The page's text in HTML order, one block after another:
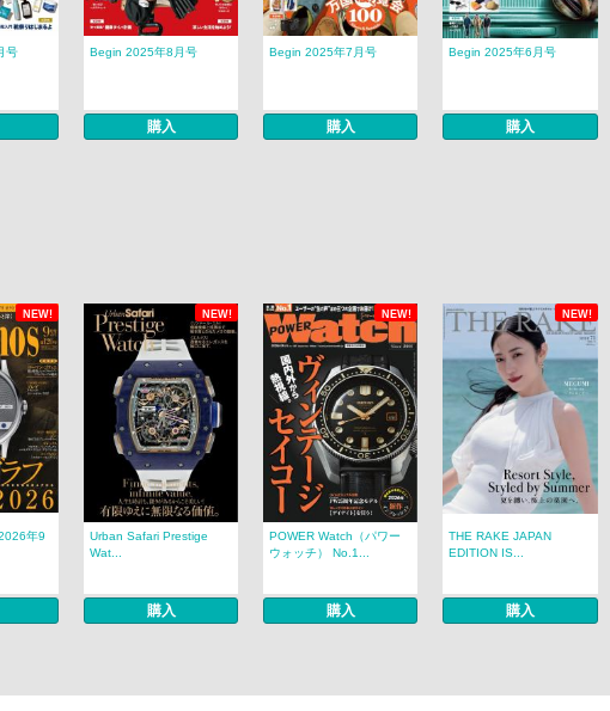
号 Begin 2025年8月号
購入
Begin 2025年7月号
購入
Begin 2025年6月号
購入
NEW! NEW! NEW! NEW!
年9
Urban Safari Prestige
Wat...
購入
POWER Watch（パワー
ウォッチ） No.1...
購入
THE RAKE JAPAN
EDITION IS...
購入